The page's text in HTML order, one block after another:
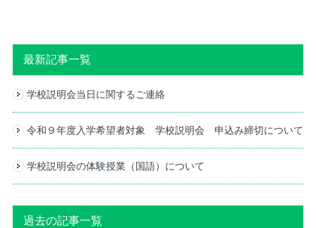
最新記事一覧
学校説明会当日に関するご連絡
令和９年度入学希望者対象 学校説明会 申込み締切について
学校説明会の体験授業（国語）について
過去の記事一覧